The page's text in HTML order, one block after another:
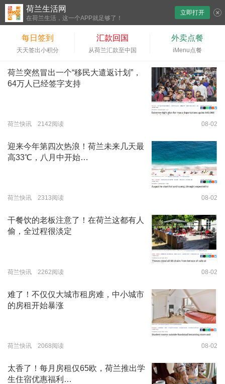
荷兰生活网
在荷兰生活，这一个APP就足够了！
立即打开
每日签到
天天签出小积分
汇款回国
从荷兰汇款至中国
外卖点餐
iMenu点餐
荷兰突然冒出一个“移民大遣返计划”，
64万人已经签字支持
荷兰快讯 2142阅读 08-02
迎来今年第四次热浪！荷兰未来几天最
高33℃，八月中开始…
荷兰快讯 2313阅读 08-02
干餐饮的老板注意了！在荷兰这都有人
偷，全过程很淡定
荷兰快讯 2262阅读 08-02
难了！不仅仅大城市租房难，中小城市
的房租开始暴涨
荷兰快讯 2068阅读 08-02
太香了！每月房租仅65欧，荷兰推出学
生住宿优惠福利…